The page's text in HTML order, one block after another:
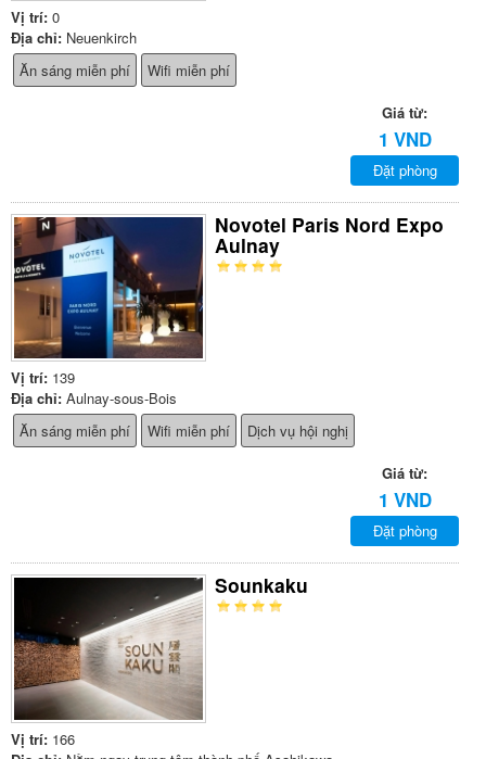
Vị trí: 0
Địa chỉ: Neuenkirch
Ăn sáng miễn phí
Wifi miễn phí
Giá từ:
1 VND
Đặt phòng
Novotel Paris Nord Expo
Aulnay
Vị trí: 139
Địa chỉ: Aulnay-sous-Bois
Ăn sáng miễn phí
Wifi miễn phí Dịch vụ hội nghị
Giá từ:
1 VND
Đặt phòng
Sounkaku
Vị trí: 166